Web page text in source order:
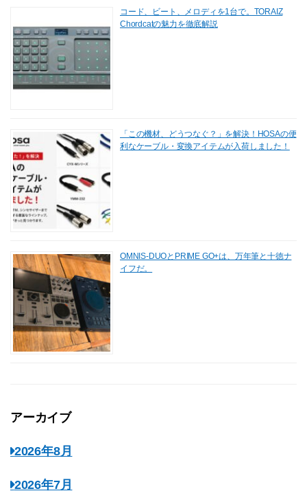
コード、ビート、メロディを1台で。TORAIZ
Chordcatの魅力を徹底解説
「この機材、どうつなぐ？」を解決！HOSAの便
利なケーブル・変換アイテムが入荷しました！
OMNIS-DUOとPRIME GO+は、万年筆と十徳ナ
イフだ。
アーカイブ
2026年8月
2026年7月